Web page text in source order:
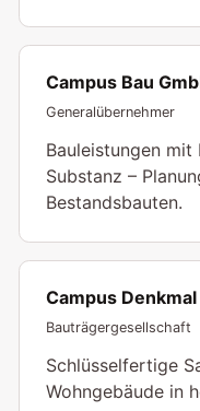
Campus Bau
Generalübernehmer
Bauleistungen
Substanz –
Bestandsbauten.
Campus Denkmal
Bauträgergesellschaft
Schlüsselfertige
Wohngebäude in